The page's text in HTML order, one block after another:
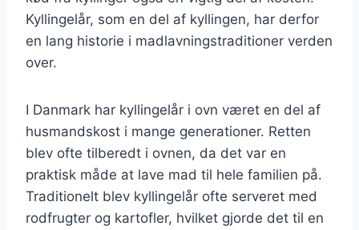
Kyllingelår, som en del af kyllingen, har derfor
en lang historie i madlavningstraditioner verden
over.
I Danmark har kyllingelår i ovn været en del af
husmandskost i mange generationer. Retten
blev ofte tilberedt i ovnen, da det var en
praktisk måde at lave mad til hele familien på.
Traditionelt blev kyllingelår ofte serveret med
rodfrugter og kartofler, hvilket gjorde det til en